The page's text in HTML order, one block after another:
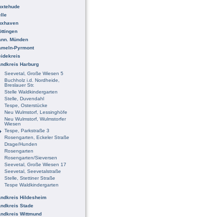
Münden
Pyrmont
Harburg
Seevetal, Große Wiesen 5
Buchholz i.d. Nordheide,
Breslauer Str.
Stelle Waldkindergarten
Stelle, Duvendahl
Tespe, Osterstücke
Neu Wulmstorf, Lessinghöfe
Neu Wulmstorf, Wulmstorfer
Wiesen
Tespe, Parkstraße 3
Rosengarten, Eckeler Straße
Drage/Hunden
Rosengarten
Rosengarten/Sieversen
Seevetal, Große Wiesen 17
Seevetal, Seevetalstraße
Stelle, Stettiner Straße
Tespe Waldkindergarten
Hildesheim
Stade
Wittmund